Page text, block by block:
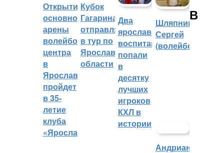
Открытие
основной
арены
волейбольного
центра
в
Ярославле
пройдет
в 35-
летие
клуба
«Ярославич»
Кубок
Гагарина
отправляется
в тур по
Ярославской
области
Два
ярославских
воспитанника
попали
в
десятку
лучших
игроков
КХЛ в
истории
Шляпников
Сергей
(волейбол)
Андрианова
В